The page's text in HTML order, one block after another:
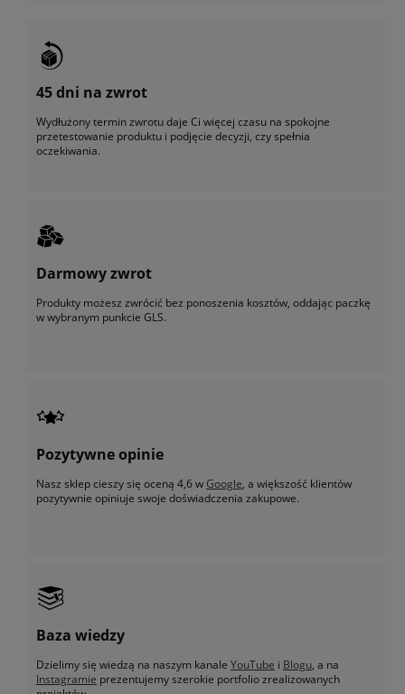
45 dni na zwrot
Wydłużony termin zwrotu daje Ci więcej czasu na spokojne
przetestowanie produktu i podjęcie decyzji, czy spełnia
oczekiwania.
Darmowy zwrot
Produkty możesz zwrócić bez ponoszenia kosztów, oddając paczkę
w wybranym punkcie GLS.
Pozytywne opinie
Nasz sklep cieszy się oceną 4,6 wGoogle, a większość klientów
pozytywnie opiniuje swoje doświadczenia zakupowe.
Baza wiedzy
Dzielimy się wiedzą na naszym kanale YouTube i Blogu, a na
Instagramie prezentujemy szerokie portfolio zrealizowanych